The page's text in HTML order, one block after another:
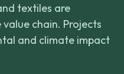
textiles are
chain. Projects
and climate impact